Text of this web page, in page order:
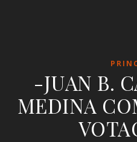
-JUAN B.
MEDINA